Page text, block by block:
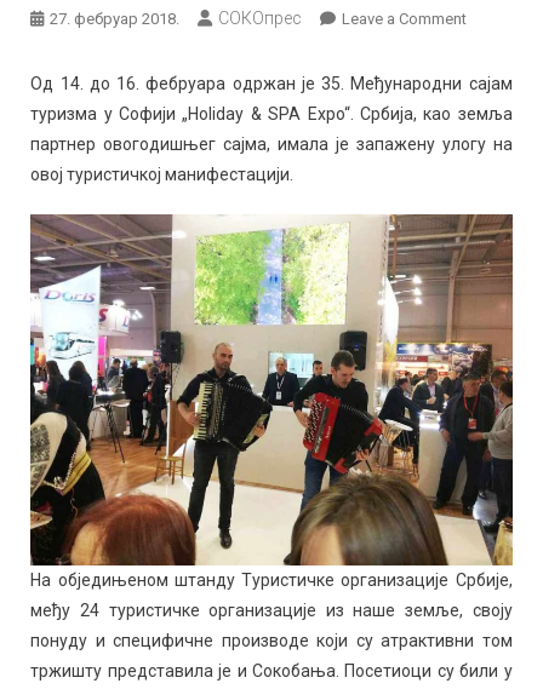
27. фебруар 2018. СОКОпрес Leave a Commenton
Од 14. до 16. фебруара одржан је 35. Међународни сајам
туризма у Софији „Holiday & SPA Expo“. Србија, као земља
партнер овогодишњег сајма, имала је запажену улогу на
овој туристичкој манифестацији.
На обједињеном штанду Туристичке организације Србије,
међу 24 туристичке организације из наше земље, своју
понуду и специфичне производе који су атрактивни том
тржишту представила је и Сокобања. Посетиоци су били у